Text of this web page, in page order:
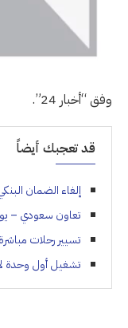
وفق “أخبار 24”.
قد تعجبك أيضاً
إلغاء الضمان
تعاون سعودي –
تسيير رحلات
تشغيل أول وحدة